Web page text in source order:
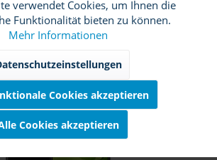
Details
Aktiv
Inaktiv
verwendet Cookies, um Ihnen die
Funktionalität bieten zu können.
Mehr Informationen
Cookies akzeptieren
Cookies akzeptieren